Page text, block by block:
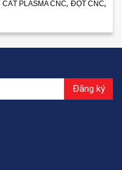
CẮT PLASMA CNC, ĐỘT CNC,